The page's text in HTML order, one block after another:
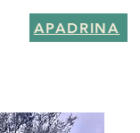
APADRINA